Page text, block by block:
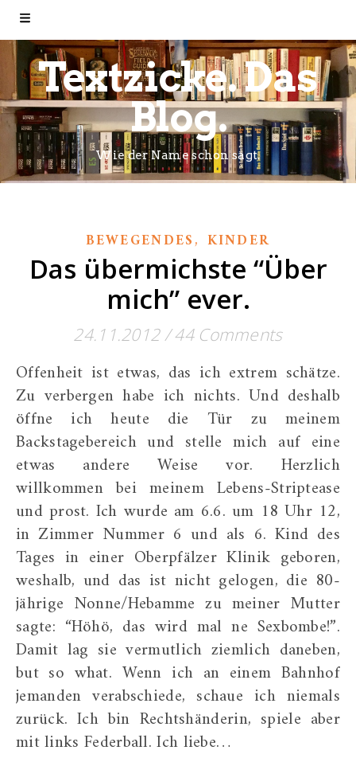
Textzicke. Das
Blog.
Wie der Name schon sagt.
BEWEGENDES, KINDER
Das übermichste “Über
mich” ever.
24.11.2012 / 44 Comments
Offenheit ist etwas, das ich extrem schätze.
Zu verbergen habe ich nichts. Und deshalb
öffne ich heute die Tür zu meinem
Backstagebereich und stelle mich auf eine
etwas andere Weise vor. Herzlich
willkommen bei meinem Lebens-Striptease
und prost. Ich wurde am 6.6. um 18 Uhr 12,
in Zimmer Nummer 6 und als 6. Kind des
Tages in einer Oberpfälzer Klinik geboren,
weshalb, und das ist nicht gelogen, die 80-
jährige Nonne/Hebamme zu meiner Mutter
sagte: “Höhö, das wird mal ne Sexbombe!”.
Damit lag sie vermutlich ziemlich daneben,
but so what. Wenn ich an einem Bahnhof
jemanden verabschiede, schaue ich niemals
zurück. Ich bin Rechtshänderin, spiele aber
mit links Federball. Ich liebe…